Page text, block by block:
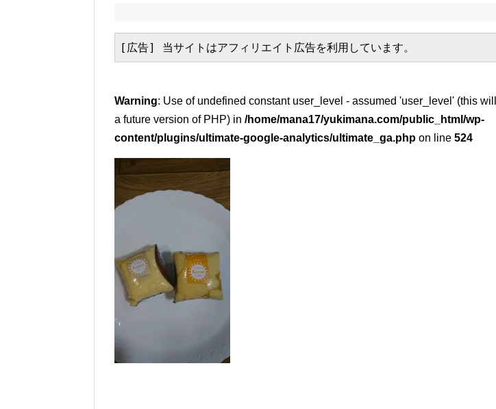
[広告] 当サイトはアフィリエイト広告を利用しています。
Warning: Use of undefined constant user_level - assumed 'user_level' (this
a future version of PHP) in /home/mana17/yukimana.com/public_html/wp-
content/plugins/ultimate-google-analytics/ultimate_ga.php on line 524